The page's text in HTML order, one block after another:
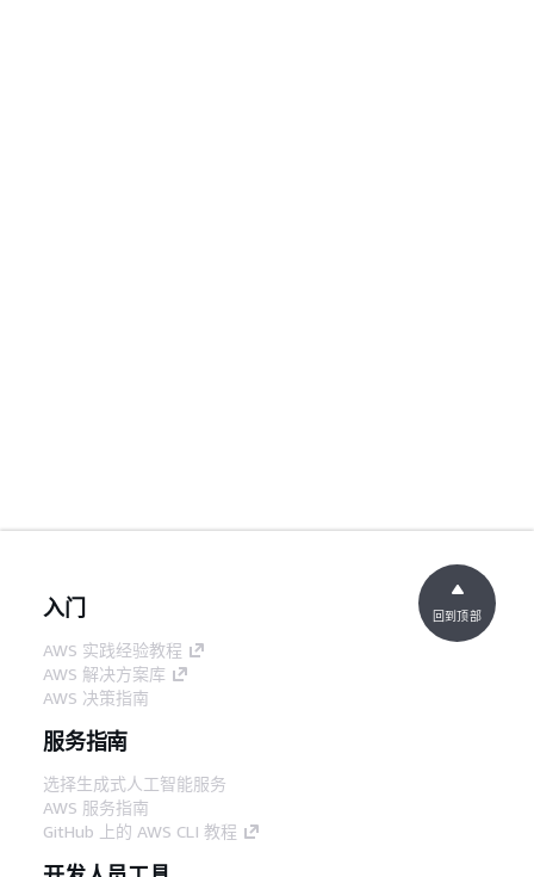
入门
AWS 实践经验教程
AWS 解决方案库
AWS 决策指南
服务指南
选择生成式人工智能服务
AWS 服务指南
GitHub 上的 AWS CLI 教程
回到顶部